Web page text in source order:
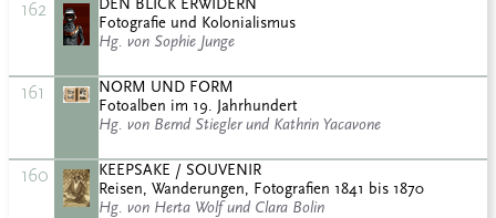
162
Fotografie und Kolonialismus
Hg. von Sophie Junge
161
NORM UND FORM
Fotoalben im 19. Jahrhundert
Hg. von Bernd Stiegler und Kathrin Yacavone
160
KEEPSAKE / SOUVENIR
Reisen, Wanderungen, Fotografien 1841 bis 1870
Hg. von Herta Wolf und Clara Bolin